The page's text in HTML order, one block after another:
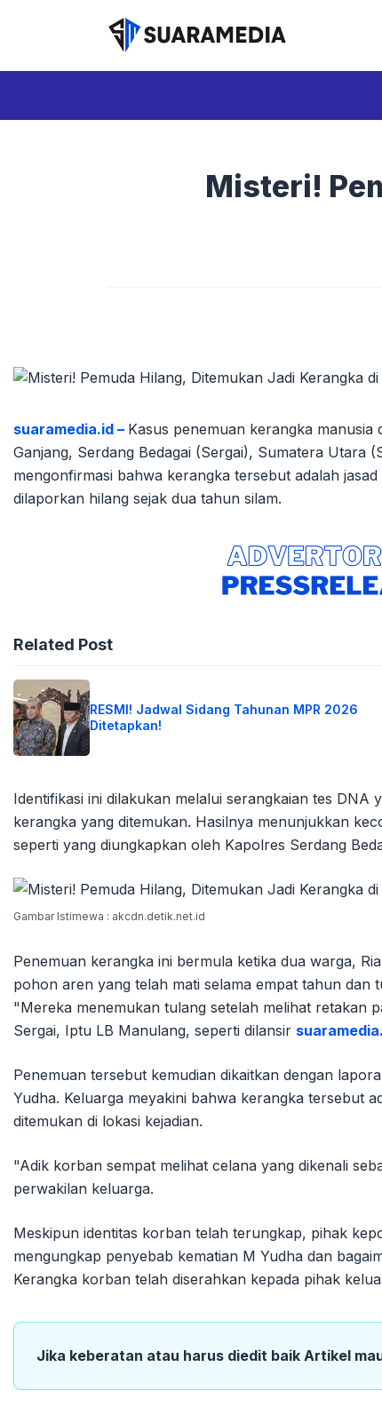
Misteri!
suaramedia.id – Kasus penemuan kerangka
Ganjang, Serdang Bedagai (Sergai), Sumatera Utara
mengonfirmasi bahwa kerangka tersebut adalah
dilaporkan hilang sejak dua tahun silam.
Related Post
RESMI! Jadwal Sidang Tahunan MPR 2026
Ditetapkan!
Identifikasi ini dilakukan melalui serangkaian tes DNA
kerangka yang ditemukan. Hasilnya menunjukkan
seperti yang diungkapkan oleh Kapolres Serdang
Gambar Istimewa : akcdn.detik.net.id
Penemuan kerangka ini bermula ketika dua warga,
pohon aren yang telah mati selama empat tahun dan
"Mereka menemukan tulang setelah melihat retakan
Sergai, Iptu LB Manulang, seperti dilansir
Penemuan tersebut kemudian dikaitkan dengan
Yudha. Keluarga meyakini bahwa kerangka tersebut
ditemukan di lokasi kejadian.
"Adik korban sempat melihat celana yang dikenali
perwakilan keluarga.
Meskipun identitas korban telah terungkap, pihak
mengungkap penyebab kematian M Yudha dan
Kerangka korban telah diserahkan kepada pihak
Jika keberatan atau harus diedit baik Artikel